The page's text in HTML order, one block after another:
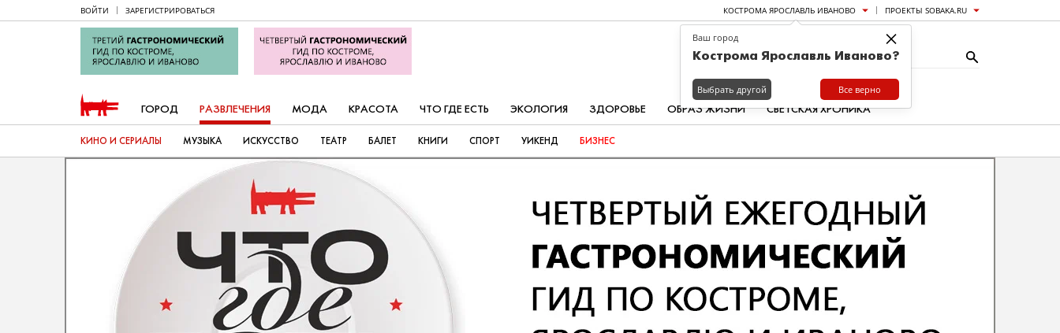
ВОЙТИ ЗАРЕГИСТРИРОВАТЬСЯ КОСТРОМА ЯРОСЛАВЛЬ ИВАНОВО ПРОЕКТЫ SOBAKA.RU
ГОРОД РАЗВЛЕЧЕНИЯ МОДА КРАСОТА ЧТО ГДЕ ЕСТЬ ЭКОЛОГИЯ ЗДОРОВЬЕ ОБРАЗ ЖИЗНИ СВЕТСКАЯ ХРОНИКА
КИНО И СЕРИАЛЫ МУЗЫКА ИСКУССТВО ТЕАТР БАЛЕТ КНИГИ СПОРТ УИКЕНД БИЗНЕС
×
Ваш город
Кострома Ярославль Иваново?
Выбрать другой Все верно